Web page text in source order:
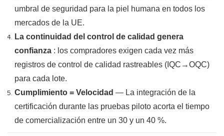
umbral de seguridad para la piel humana en todos los
mercados de la UE.
La continuidad del control de calidad genera
confianza : los compradores exigen cada vez más
registros de control de calidad rastreables (IQC→OQC)
para cada lote.
Cumplimiento = Velocidad — La integración de la
certificación durante las pruebas piloto acorta el tiempo
de comercialización entre un 30 y un 40 %.